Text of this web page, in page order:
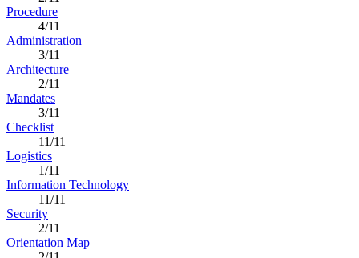
Procedure
4/11
Administration
3/11
Architecture
2/11
Mandates
3/11
Checklist
11/11
Logistics
1/11
Information Technology
11/11
Security
2/11
Orientation Map